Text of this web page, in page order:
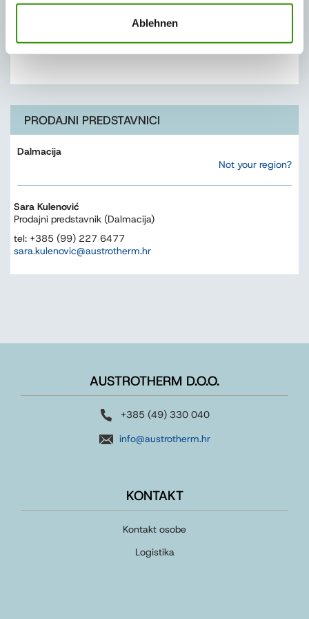
Ablehnen
konsultant za tehnička pitanja (primena i ugradnja proizvoda)
tel: +381 (0)11 23 69 283
sava.milosevic@austrotherm.rs
PRODAJNI PREDSTAVNICI
Dalmacija
Not your region?
Sara Kulenović
Prodajni predstavnik (Dalmacija)
tel: +385 (99) 227 6477
sara.kulenovic@austrotherm.hr
AUSTROTHERM D.O.O.
+385 (49) 330 040
info@austrotherm.hr
KONTAKT
Kontakt osobe
Logistika